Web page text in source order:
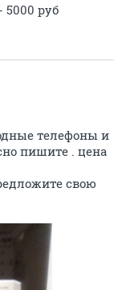
5000 руб
телефоны и
пишите . цена
свою